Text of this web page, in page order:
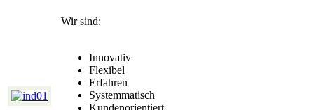
Wir sind:
Innovativ
Flexibel
Erfahren
Systemmatisch
Kundenorientiert